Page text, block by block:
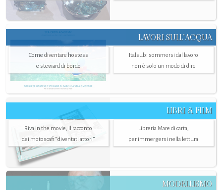
LAVORI SULL’ACQUA
Come diventare hostess
e steward di bordo
Italsub: sommersi dal lavoro
non è solo un modo di dire
LIBRI & FILM
Riva in the movie, il racconto
dei motoscafi “diventati attori”
Libreria Mare di carta,
per immergersi nella lettura
MODELLISMO